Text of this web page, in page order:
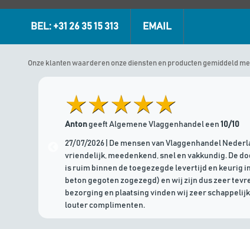
BEL: +31 26 35 15 313 EMAIL
Onze klanten waarderen onze diensten en producten gemiddeld
Antongeeft Algemene Vlaggenhandel een 10/10
27/07/2026 | De mensen van Vlaggenhandel
vriendelijk, meedenkend, snel en vakkundig. De
is ruim binnen de toegezegde levertijd en keurig
beton gegoten zogezegd) en wij zijn dus zeer
bezorging en plaatsing vinden wij zeer
louter complimenten.